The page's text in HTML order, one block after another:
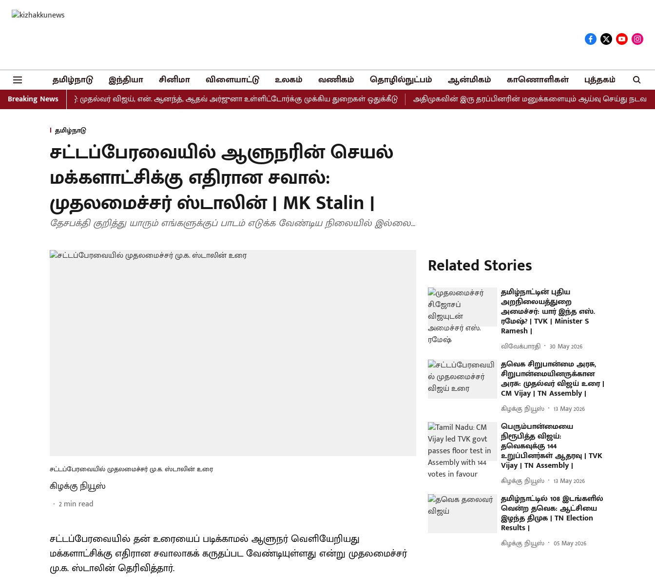
தமிழ்நாடு இந்தியா சினிமா விளையாட்டு உலகம் வணிகம் தொழில்நுட்பம் ஆன்மிகம் காணொளிகள் புத்தகம்
Breaking News
வெளியீடு: முதல்வர் விஜய், என். ஆனந்த், ஆதவ் அர்ஜுனா உள்ளிட்டோர்க்கு முக்கிய துறைகள் ஒதுக்கீடு அதிமுகவின் இரு தரப்பினரின் மனுக்களையும் ஆய்வு செய்து நடவடிக்கை
தமிழ்நாடு
சட்டப்பேரவையில் ஆளுநரின் செயல்
மக்களாட்சிக்கு எதிரான சவால்:
முதலமைச்சர் ஸ்டாலின் | MK Stalin |
தேசபக்தி குறித்து யாரும் எங்களுக்குப் பாடம் எடுக்க வேண்டிய நிலையில் இல்லை...
சட்டப்பேரவையில் முதலமைச்சர் மு.க. ஸ்டாலின் உரை
கிழக்கு நியூஸ்
2min read
சட்டப்பேரவையில் தன் உரையைப் படிக்காமல் ஆளுநர் வெளியேறியது
மக்களாட்சிக்கு எதிரான சவாலாகக் கருதப்பட வேண்டியுள்ளது என்று முதலமைச்சர்
மு.க. ஸ்டாலின் தெரிவித்தார்.
Related Stories
தமிழ்நாட்டின் புதிய
அறநிலையத்துறை
அமைச்சர்: யார் இந்த எஸ்.
ரமேஷ்? | TVK | Minister S
Ramesh |
விவேக்பாரதி 30 May 2026
தவெக சிறுபான்மை அரசு,
சிறுபான்மையினருக்கான
அரசு: முதல்வர் விஜய் உரை |
CM Vijay | TN Assembly |
கிழக்கு நியூஸ் 13 May 2026
பெரும்பான்மையை
நிரூபித்த விஜய்:
தவெகவுக்கு 144
உறுப்பினர்கள் ஆதரவு | TVK
Vijay | TN Assembly |
கிழக்கு நியூஸ் 13 May 2026
தமிழ்நாட்டில் 108 இடங்களில்
வென்ற தவெக: ஆட்சியை
இழந்த திமுக | TN Election
Results |
கிழக்கு நியூஸ் 05 May 2026